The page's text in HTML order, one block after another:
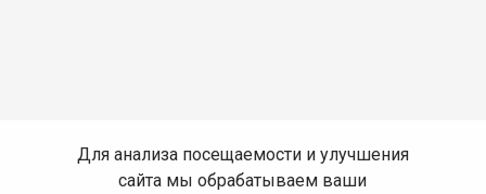
Для анализа посещаемости и улучшения
сайта мы обрабатываем ваши